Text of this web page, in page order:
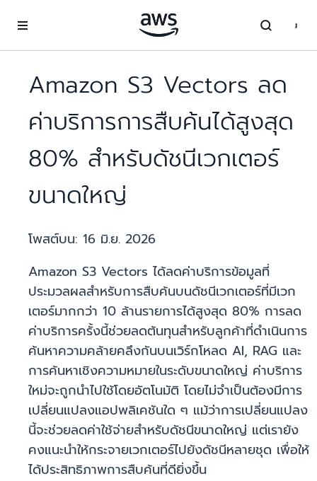
Amazon S3 Vectors ลด
ค่าบริการการสืบค้นได้สูงสุด
80% สำหรับดัชนีเวกเตอร์
ขนาดใหญ่
โพสต์บน: 16 มิ.ย. 2026
Amazon S3 Vectors ได้ลดค่าบริการข้อมูลที่
ประมวลผลสำหรับการสืบค้นบนดัชนีเวกเตอร์ที่มีเวก
เตอร์มากกว่า 10 ล้านรายการได้สูงสุด 80% การลด
ค่าบริการครั้งนี้ช่วยลดต้นทุนสำหรับลูกค้าที่ดำเนินการ
ค้นหาความคล้ายคลึงกันบนเวิร์กโหลด AI, RAG และ
การค้นหาเชิงความหมายในระดับขนาดใหญ่ ค่าบริการ
ใหม่จะถูกนำไปใช้โดยอัตโนมัติ โดยไม่จำเป็นต้องมีการ
เปลี่ยนแปลงแอปพลิเคชันใด ๆ แม้ว่าการเปลี่ยนแปลง
นี้จะช่วยลดค่าใช้จ่ายสำหรับดัชนีขนาดใหญ่ แต่เรายัง
คงแนะนำให้กระจายเวกเตอร์ไปยังดัชนีหลายชุด เพื่อให้
ได้ประสิทธิภาพการสืบค้นที่ดียิ่งขึ้น